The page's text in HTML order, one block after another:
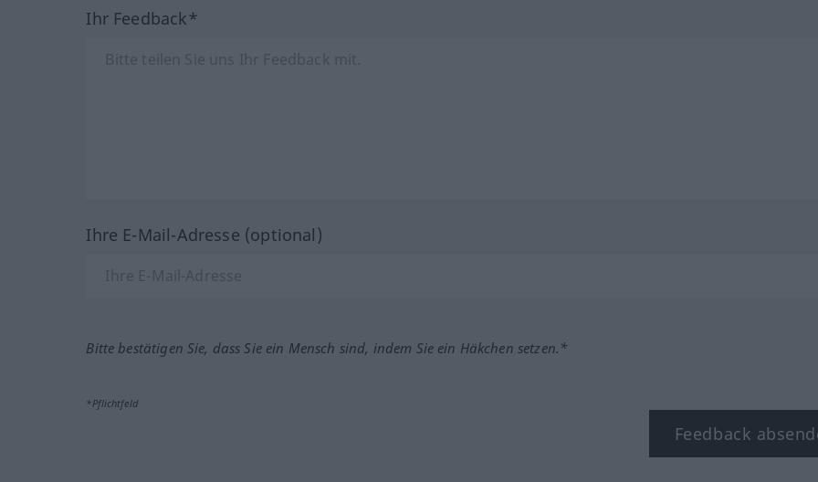
Ihr Feedback*
Ihre E-Mail-Adresse (optional)
Bitte bestätigen Sie, dass Sie ein Mensch sind, indem Sie ein Häkchen setzen.*
*Pflichtfeld
Feedback